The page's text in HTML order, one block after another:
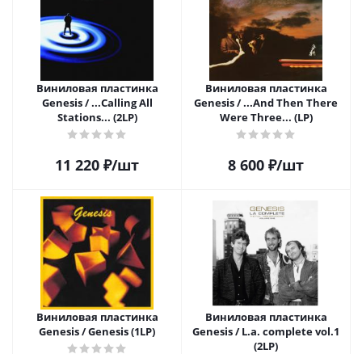
Виниловая пластинка
Genesis / ...Calling All
Stations... (2LP)
11 220 ₽/шт
Виниловая пластинка
Genesis / ...And Then There
Were Three... (LP)
8 600 ₽/шт
Виниловая пластинка
Genesis / Genesis (1LP)
Виниловая пластинка
Genesis / L.a. complete vol.1
(2LP)